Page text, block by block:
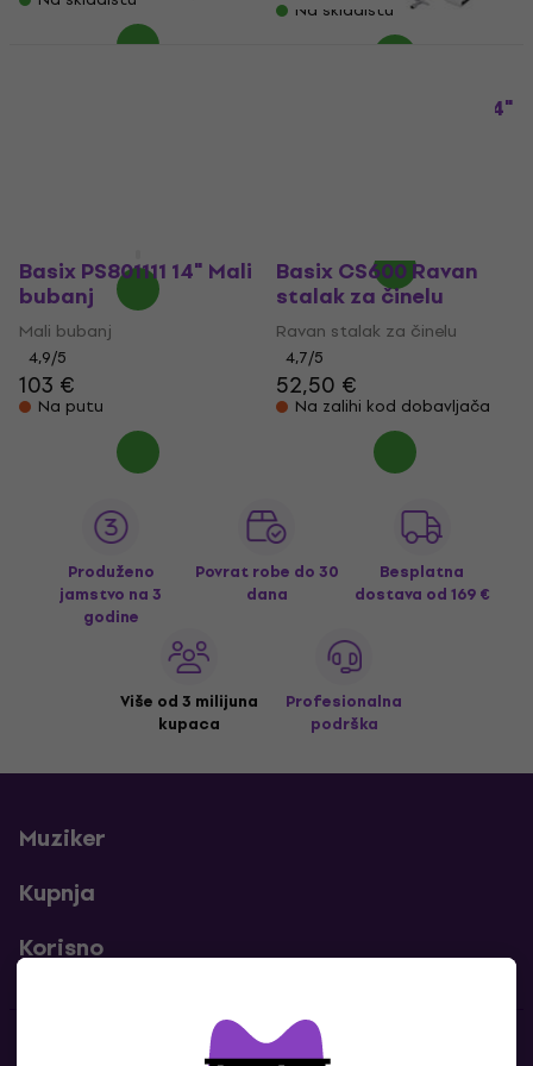
Na skladištu
Marširajući bubanj 14"
Basix PS801111 14" Mali
bubanj
Mali bubanj
4,9/5
103 €
Na putu
Basix CS600 Ravan
stalak za činelu
Ravan stalak za činelu
4,7/5
52,50 €
Na zalihi kod dobavljača
Produženo
jamstvo na 3
godine
Povrat robe do 30
dana
Besplatna
dostava od 169 €
Više od 3 milijuna
kupaca
Profesionalna
podrška
Muziker
Kupnja
Korisno